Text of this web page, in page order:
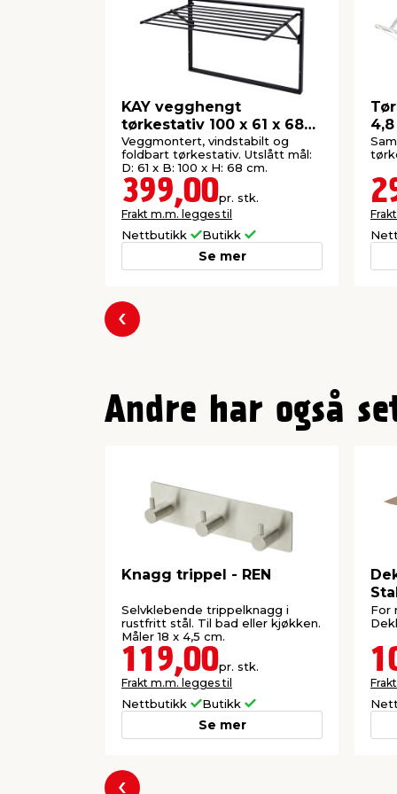
KAY vegghengt
tørkestativ 100 x 61 x 68
cm - svart
Veggmontert, vindstabilt og
foldbart tørkestativ. Utslått mål:
D: 61 x B: 100 x H: 68 cm.
399,00pr. stk.
Frakt m.m. legges til
Nettbutikk Butikk
Se mer
Forrige
Andre har også
Knagg trippel - REN
Selvklebende trippelknagg i
rustfritt stål. Til bad eller kjøkken.
Måler 18 x 4,5 cm.
119,00pr. stk.
Frakt m.m. legges til
Nettbutikk Butikk
Se mer
For